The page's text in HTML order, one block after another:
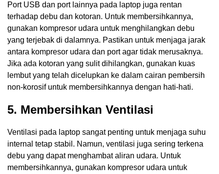
Port USB dan port lainnya pada laptop juga rentan
terhadap debu dan kotoran. Untuk membersihkannya,
gunakan kompresor udara untuk menghilangkan debu
yang terjebak di dalamnya. Pastikan untuk menjaga jarak
antara kompresor udara dan port agar tidak merusaknya.
Jika ada kotoran yang sulit dihilangkan, gunakan kuas
lembut yang telah dicelupkan ke dalam cairan pembersih
non-korosif untuk membersihkannya dengan hati-hati.
5. Membersihkan Ventilasi
Ventilasi pada laptop sangat penting untuk menjaga suhu
internal tetap stabil. Namun, ventilasi juga sering terkena
debu yang dapat menghambat aliran udara. Untuk
membersihkannya, gunakan kompresor udara untuk